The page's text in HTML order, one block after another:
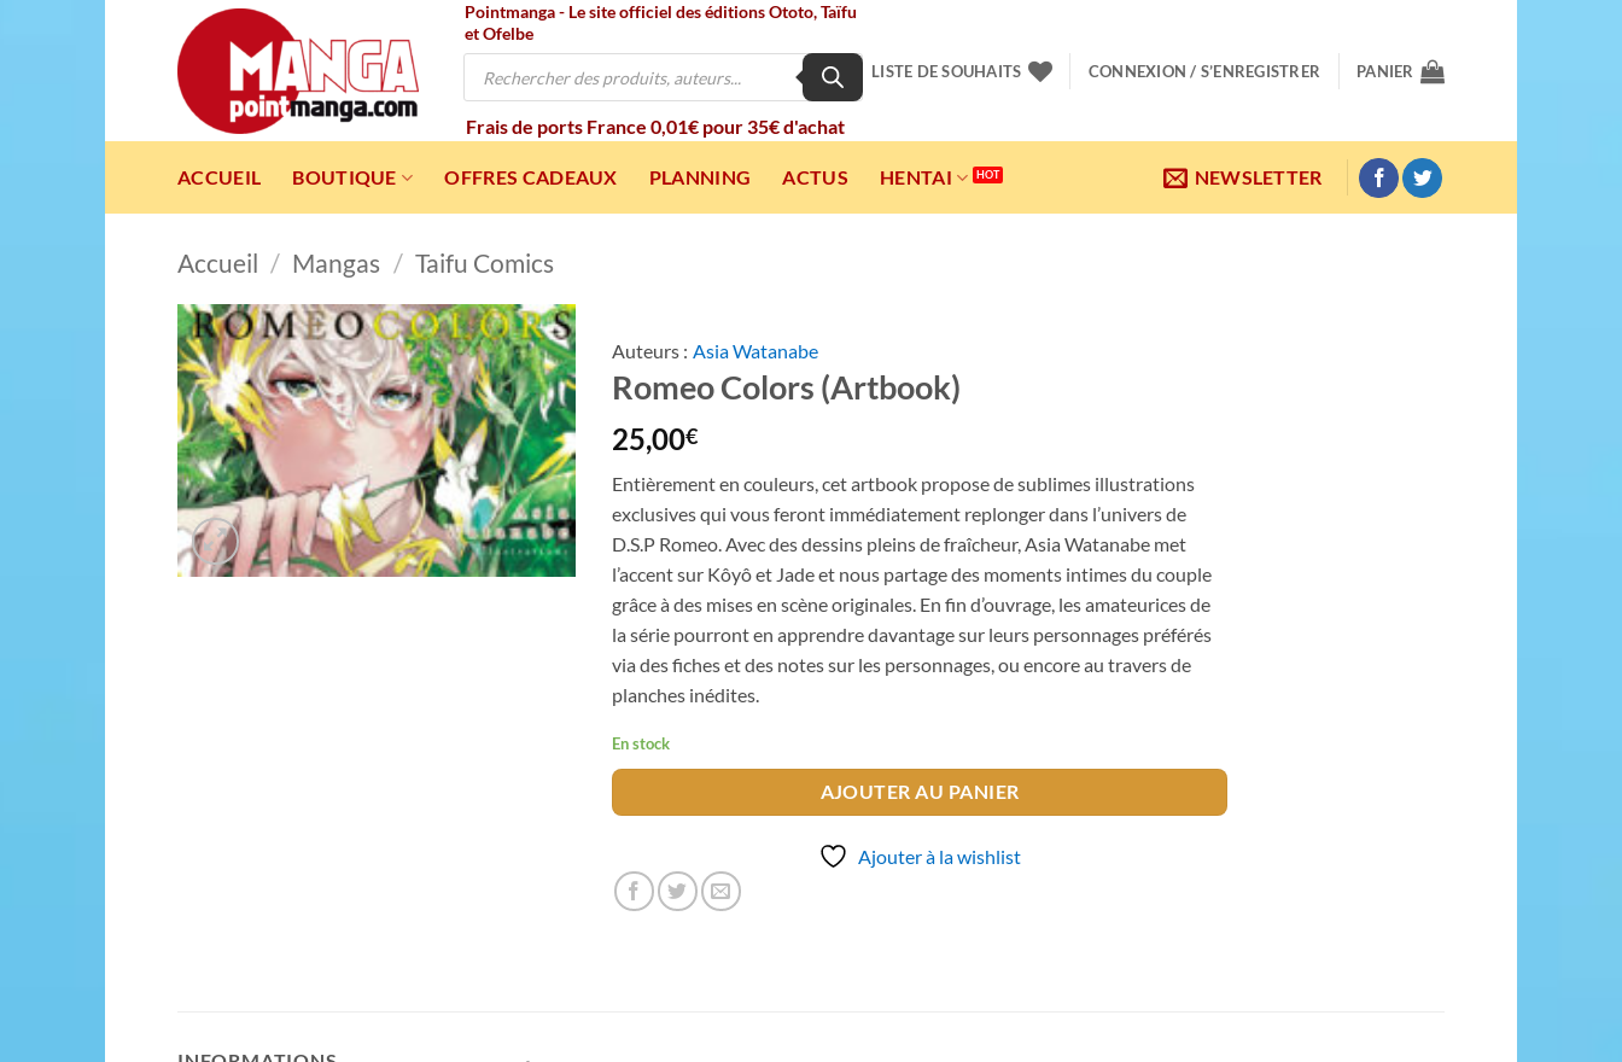
Pointmanga - Le site officiel des éditions Ototo, Taïfu
et Ofelbe
Recherche
Frais de ports France 0,01€ pour 35€ d'achat
LISTE DE SOUHAITS CONNEXION / S’ENREGISTRER PANIER
ACCUEIL BOUTIQUE OFFRES CADEAUX PLANNING ACTUS HENTAI NEWSLETTER
Accueil / Mangas / Taifu Comics
Ajouter
à la
wishlist
Auteurs : Asia Watanabe
Romeo Colors (Artbook)
25,00€
Entièrement en couleurs, cet artbook propose de sublimes illustrations
exclusives qui vous feront immédiatement replonger dans l’univers de
D.S.P Romeo. Avec des dessins pleins de fraîcheur, Asia Watanabe met
l’accent sur Kôyô et Jade et nous partage des moments intimes du couple
grâce à des mises en scène originales. En fin d’ouvrage, les amateurices de
la série pourront en apprendre davantage sur leurs personnages préférés
via des fiches et des notes sur les personnages, ou encore au travers de
planches inédites.
En stock
AJOUTER AU PANIER
Ajouter à la wishlist